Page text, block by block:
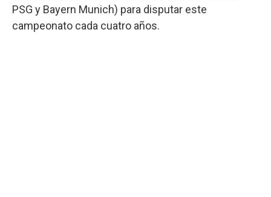
PSG y Bayern Munich) para disputar este
campeonato cada cuatro años.